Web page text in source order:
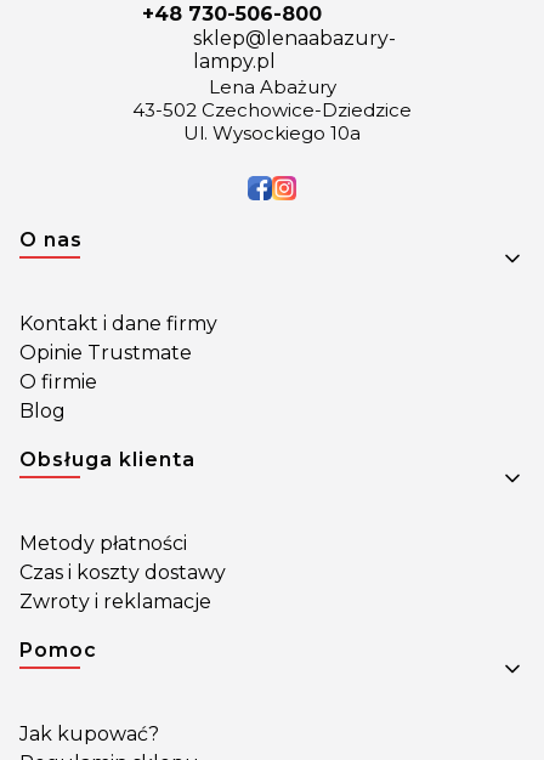
+48 730-506-800
sklep@lenaabazury-
lampy.pl
Lena Abażury
43-502 Czechowice-Dziedzice
Ul. Wysockiego 10a
Linki w stopce
O nas
Kontakt i dane firmy
Opinie Trustmate
O firmie
Blog
Obsługa klienta
Metody płatności
Czas i koszty dostawy
Zwroty i reklamacje
Pomoc
Jak kupować?